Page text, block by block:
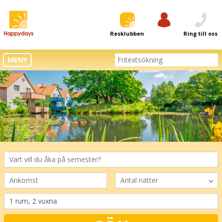
Resklubben Ring till oss
MENY